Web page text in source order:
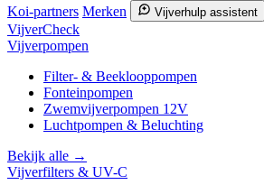
Koi-partners Merken Vijverhulp assistent
VijverCheck
Vijverpompen
Filter- & Beeklooppompen
Fonteinpompen
Zwemvijverpompen 12V
Luchtpompen & Beluchting
Bekijk alle →
Vijverfilters & UV-C